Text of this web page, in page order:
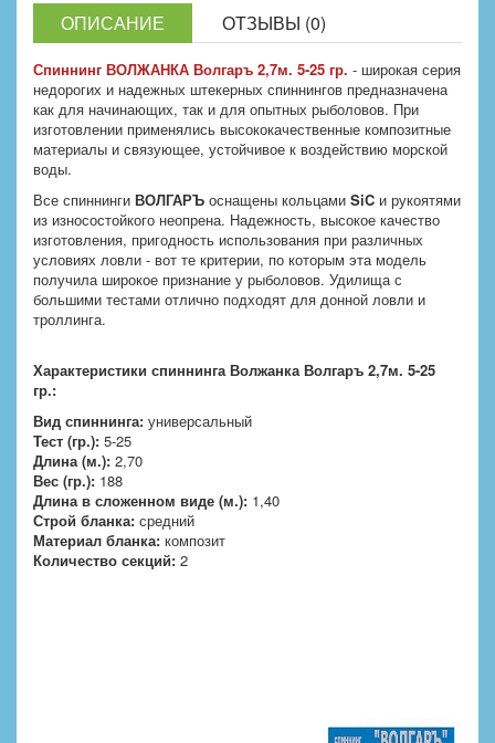
ОПИСАНИЕ ОТЗЫВЫ (0)
Спиннинг ВОЛЖАНКА Волгаръ 2,7м. 5-25 гр. - широкая серия
недорогих и надежных штекерных спиннингов предназначена
как для начинающих, так и для опытных рыболовов. При
изготовлении применялись высококачественные композитные
материалы и связующее, устойчивое к воздействию морской
воды.
Все спиннинги ВОЛГАРЪ оснащены кольцами SiC и рукоятями
из износостойкого неопрена. Надежность, высокое качество
изготовления, пригодность использования при различных
условиях ловли - вот те критерии, по которым эта модель
получила широкое признание у рыболовов. Удилища с
большими тестами отлично подходят для донной ловли и
троллинга.
Характеристики спиннинга Волжанка Волгаръ 2,7м. 5-25
гр.:
Вид спиннинга: универсальный
Тест (гр.): 5-25
Длина (м.): 2,70
Вес (гр.): 188
Длина в сложенном виде (м.): 1,40
Строй бланка: средний
Материал бланка: композит
Количество секций: 2